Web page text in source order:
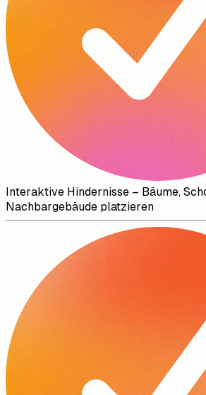
Interaktive Hindernisse – Bäume,
Nachbargebäude platzieren